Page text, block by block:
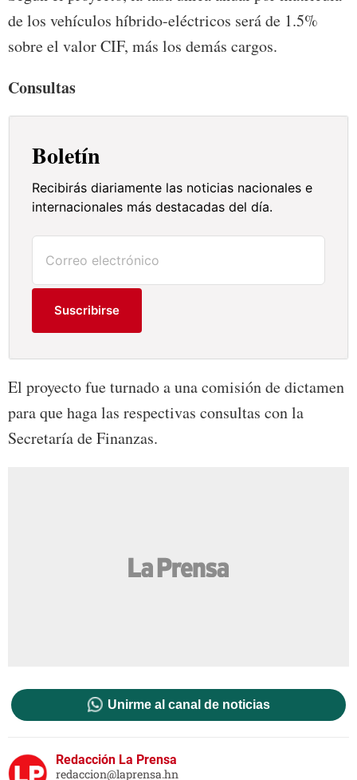
de los vehículos híbrido-eléctricos será de 1.5%
sobre el valor CIF, más los demás cargos.
Consultas
Boletín
Recibirás diariamente las noticias nacionales e
internacionales más destacadas del día.
Suscribirse
El proyecto fue turnado a una comisión de dictamen
para que haga las respectivas consultas con la
Secretaría de Finanzas.
Unirme al canal de noticias
Redacción La Prensa
redaccion@laprensa.hn